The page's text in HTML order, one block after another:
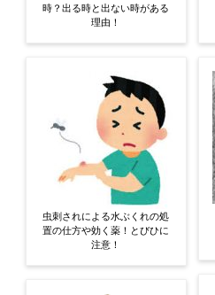
時？出る時と出ない時がある
理由！
虫刺されによる水ぶくれの処
置の仕方や効く薬！とびひに
注意！